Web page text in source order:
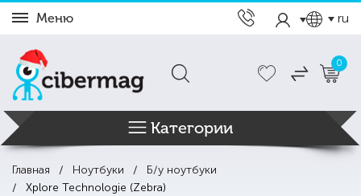
Меню ru
0
Категории
Главная Ноутбуки
Б/у ноутбуки
Xplore Technologie (Zebra)